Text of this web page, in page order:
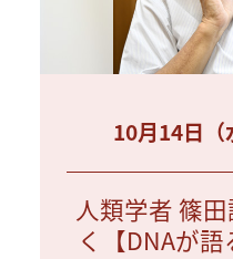
10月14日（
人類学者 篠
く【DNAが語